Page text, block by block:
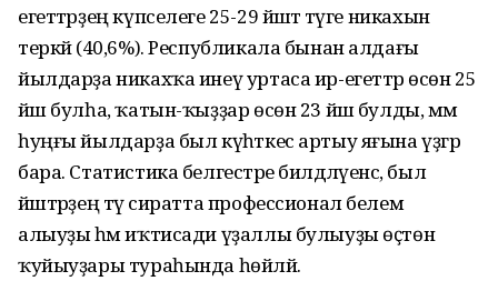
егеттәрҙең күпселеге 25-29 йәштә тәүге никахын
теркәй (40,6%). Республикала бынан алдағы
йылдарҙа никахҡа инеү уртаса ир-егеттәр өсөн 25
йәш булһа, ҡатын-ҡыҙҙар өсөн 23 йәш булды, әммә
һуңғы йылдарҙа был күһәткес артыу яғына үҙгәрә
бара. Статистика белгестәре билдәләүенсә, был
йәштәрҙең тәү сиратта профессионал белем
алыуҙы һәм иҡтисади үҙаллы булыуҙы өҫтөн
ҡуйыуҙары тураһында һөйләй.